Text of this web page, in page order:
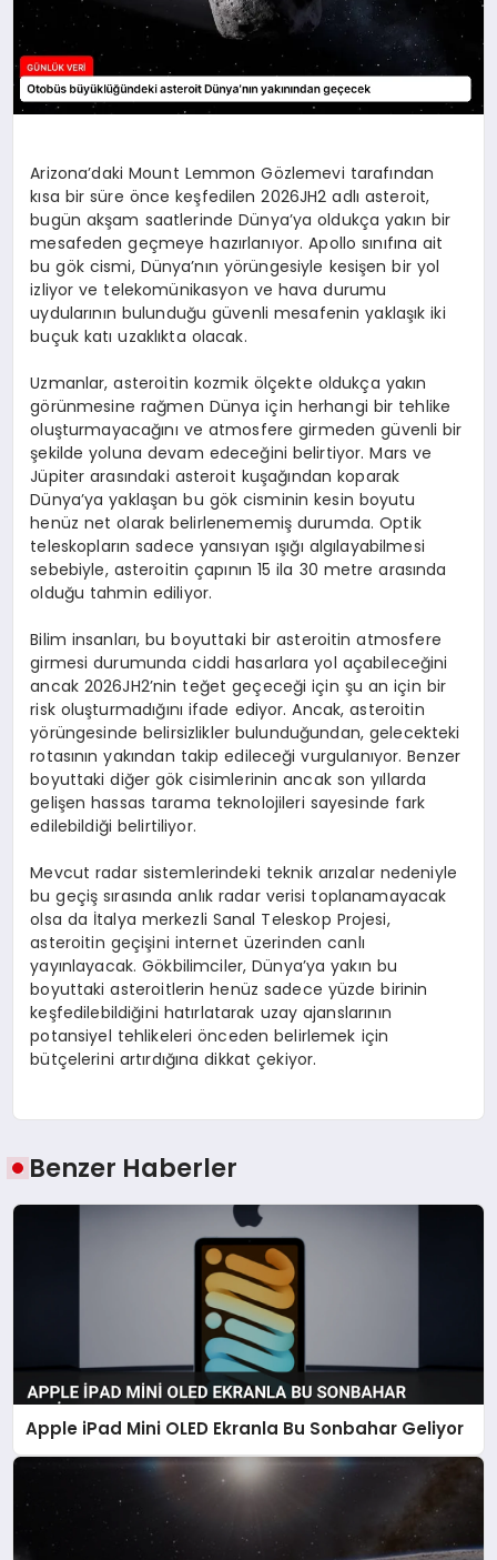
Arizona’daki Mount Lemmon Gözlemevi tarafından
kısa bir süre önce keşfedilen 2026JH2 adlı asteroit,
bugün akşam saatlerinde Dünya’ya oldukça yakın bir
mesafeden geçmeye hazırlanıyor. Apollo sınıfına ait
bu gök cismi, Dünya’nın yörüngesiyle kesişen bir yol
izliyor ve telekomünikasyon ve hava durumu
uydularının bulunduğu güvenli mesafenin yaklaşık iki
buçuk katı uzaklıkta olacak.
Uzmanlar, asteroitin kozmik ölçekte oldukça yakın
görünmesine rağmen Dünya için herhangi bir tehlike
oluşturmayacağını ve atmosfere girmeden güvenli bir
şekilde yoluna devam edeceğini belirtiyor. Mars ve
Jüpiter arasındaki asteroit kuşağından koparak
Dünya’ya yaklaşan bu gök cisminin kesin boyutu
henüz net olarak belirlenememiş durumda. Optik
teleskopların sadece yansıyan ışığı algılayabilmesi
sebebiyle, asteroitin çapının 15 ila 30 metre arasında
olduğu tahmin ediliyor.
Bilim insanları, bu boyuttaki bir asteroitin atmosfere
girmesi durumunda ciddi hasarlara yol açabileceğini
ancak 2026JH2’nin teğet geçeceği için şu an için bir
risk oluşturmadığını ifade ediyor. Ancak, asteroitin
yörüngesinde belirsizlikler bulunduğundan, gelecekteki
rotasının yakından takip edileceği vurgulanıyor. Benzer
boyuttaki diğer gök cisimlerinin ancak son yıllarda
gelişen hassas tarama teknolojileri sayesinde fark
edilebildiği belirtiliyor.
Mevcut radar sistemlerindeki teknik arızalar nedeniyle
bu geçiş sırasında anlık radar verisi toplanamayacak
olsa da İtalya merkezli Sanal Teleskop Projesi,
asteroitin geçişini internet üzerinden canlı
yayınlayacak. Gökbilimciler, Dünya’ya yakın bu
boyuttaki asteroitlerin henüz sadece yüzde birinin
keşfedilebildiğini hatırlatarak uzay ajanslarının
potansiyel tehlikeleri önceden belirlemek için
bütçelerini artırdığına dikkat çekiyor.
Benzer Haberler
Apple iPad Mini OLED Ekranla Bu Sonbahar Geliyor